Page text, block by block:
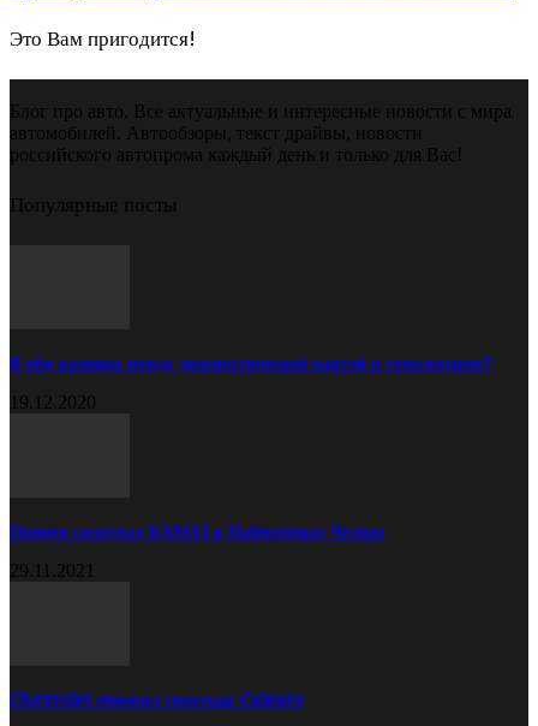
Это Вам пригодится!
Блог про авто. Все актуальные и интересные новости с мира
автомобилей. Автообзоры, текст драйвы, новости
российского автопрома каждый день и только для Вас!
Популярные посты
В чём разница между диагностической картой и техосмотром?
19.12.2020
Прицеп самосвал КАМАЗ в Набережных Челнах
29.11.2021
Chevrolet обновил спорткар Camaro